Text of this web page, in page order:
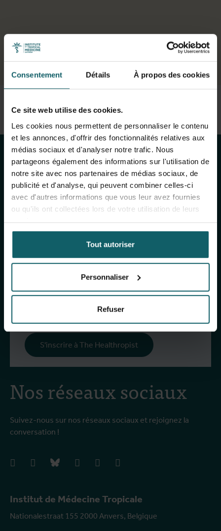
Consentement Détails À propos des cookies
Ce site web utilise des cookies.
Les cookies nous permettent de personnaliser le contenu
et les annonces, d'offrir des fonctionnalités relatives aux
médias sociaux et d'analyser notre trafic. Nous
partageons également des informations sur l'utilisation de
notre site avec nos partenaires de médias sociaux, de
publicité et d'analyse, qui peuvent combiner celles-ci
avec d'autres informations que vous leur avez fournies
ou qu'ils ont collectées lors de votre utilisation de leurs
Tout autoriser
Personnaliser
Refuser
Sélectionner un onglet
Voir la liste complète des publications
View full fingerprint
Voir la liste complète des projéts
Institut de Médecine Tropicale
Nationalestraat 155 2000 Anvers, Belgique
Nos réseaux sociaux
Suivez-nous sur nos réseaux sociaux et rejoignez la
conversation !
facebookinstagrambluesky linkedIn youtube
Restez au courant
des activités de
l'IMT
Inscrivez-vous à notre newsletter générale
(mensuelle) et à The Healthropist (bimestrielle),
pour recevoir des informations sur nos
événements à venir, nos formations, et bien plus
S'inscrire à notre newsletter générale
S'inscrire à The Healthropist